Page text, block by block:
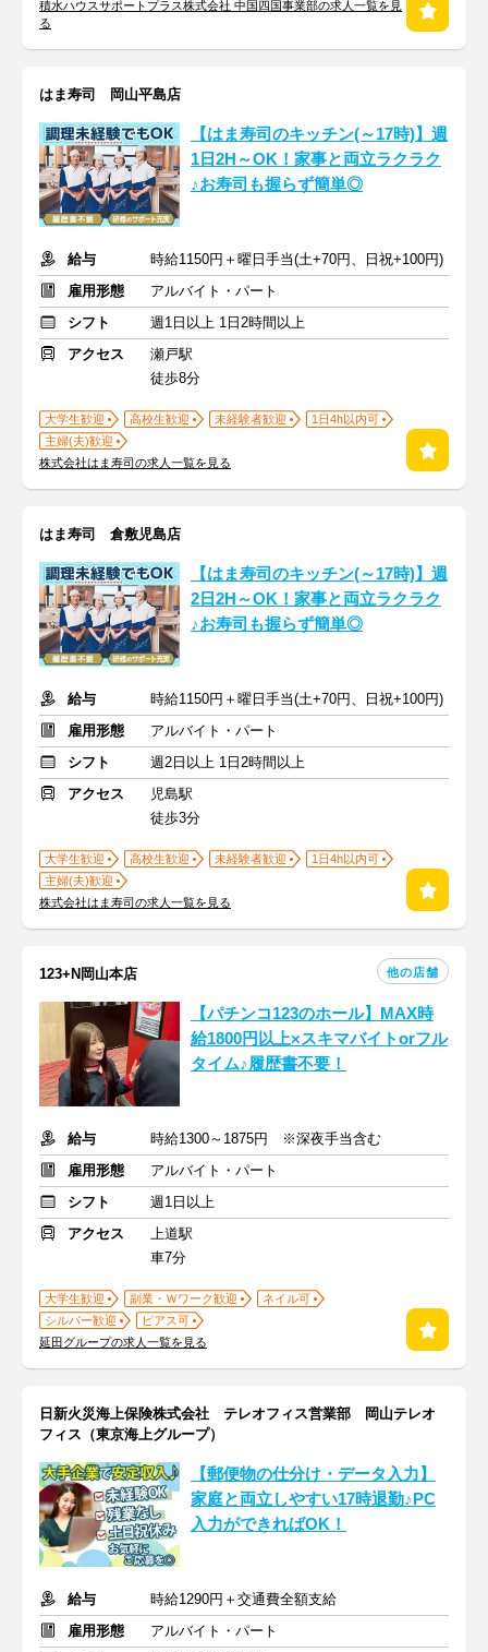
積水ハウスサポートプラス株式会社 中国四国事業部の求人一覧を見
る
はま寿司 岡山平島店
【はま寿司のキッチン(～17時)】週
1日2H～OK！家事と両立ラクラク
♪お寿司も握らず簡単◎
給与
時給1150円＋曜日手当(土+70円、日祝+100円)
雇用形態
アルバイト・パート
シフト
週1日以上 1日2時間以上
アクセス
瀬戸駅
徒歩8分
大学生歓迎 高校生歓迎 未経験者歓迎
1日4h以内可
主婦(夫)歓迎
株式会社はま寿司の求人一覧を見る
はま寿司 倉敷児島店
【はま寿司のキッチン(～17時)】週
2日2H～OK！家事と両立ラクラク
♪お寿司も握らず簡単◎
給与
時給1150円＋曜日手当(土+70円、日祝+100円)
雇用形態
アルバイト・パート
シフト
週2日以上 1日2時間以上
アクセス
児島駅
徒歩3分
大学生歓迎 高校生歓迎 未経験者歓迎
1日4h以内可
主婦(夫)歓迎
株式会社はま寿司の求人一覧を見る
123+N岡山本店 他の店舗
【パチンコ123のホール】MAX時
給1800円以上×スキマバイトorフル
タイム♪履歴書不要！
給与
時給1300～1875円 ※深夜手当含む
雇用形態
アルバイト・パート
シフト
週1日以上
アクセス
上道駅
車7分
大学生歓迎 副業・Ｗワーク歓迎
ネイル可
シルバー歓迎
ピアス可
延田グループの求人一覧を見る
日新火災海上保険株式会社 テレオフィス営業部 岡山テレオ
フィス（東京海上グループ）
【郵便物の仕分け・データ入力】
家庭と両立しやすい17時退勤♪PC
入力ができればOK！
給与
時給1290円＋交通費全額支給
雇用形態
アルバイト・パート